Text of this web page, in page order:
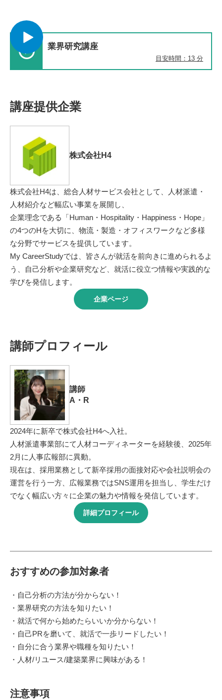
業界研究講座
目安時間：13 分
講座提供企業
株式会社H4
株式会社H4は、総合人材サービス会社として、人材派遣・
人材紹介など幅広い事業を展開し、
企業理念である「Human・Hospitality・Happiness・Hope」
の4つのHを大切に、物流・製造・オフィスワークなど多様
な分野でサービスを提供しています。
My CareerStudyでは、皆さんが就活を前向きに進められるよ
う、自己分析や企業研究など、就活に役立つ情報や実践的な
学びを発信します。
企業ページ
講師プロフィール
講師
A・R
2024年に新卒で株式会社H4へ入社。
人材派遣事業部にて人材コーディネーターを経験後、2025年
2月に人事広報部に異動。
現在は、採用業務として新卒採用の面接対応や会社説明会の
運営を行う一方、広報業務ではSNS運用を担当し、学生だけ
でなく幅広い方々に企業の魅力や情報を発信しています。
詳細プロフィール
おすすめの参加対象者
・自己分析の方法が分からない！
・業界研究の方法を知りたい！
・就活で何から始めたらいいか分からない！
・自己PRを磨いて、就活で一歩リードしたい！
・自分に合う業界や職種を知りたい！
・人材/リユース/建築業界に興味がある！
注意事項